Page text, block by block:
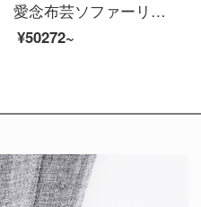
愛念布芸ソファーリビングルームの小型タイプ三人の意式軽い贅沢防水科学技術布ソファの回転角ソファーの組み合わせ
¥50272~